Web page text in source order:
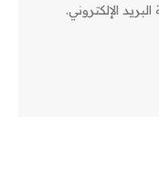
الإلكتروني.